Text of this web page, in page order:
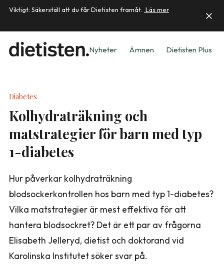
Viktigt: Säkerställ att du får Dietisten framåt. Läs mer
Nyheter Ämnen Dietisten Plus
Diabetes
Kolhydraträkning och
matstrategier för barn med typ
1-diabetes
Hur påverkar kolhydraträkning
blodsockerkontrollen hos barn med typ 1-diabetes?
Vilka matstrategier är mest effektiva för att
hantera blodsockret? Det är ett par av frågorna
Elisabeth Jelleryd, dietist och doktorand vid
Karolinska Institutet söker svar på.